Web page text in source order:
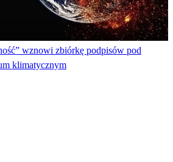
wznowi zbiórkę podpisów pod
klimatycznym